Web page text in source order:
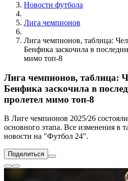
Новости футбола
Лига чемпионов
Лига чемпионов, таблица:
Бенфика заскочила в
мимо топ-8
Лига чемпионов, таблица:
Бенфика заскочила в
пролетел мимо топ-8
В Лиге чемпионов 2025/26
основного этапа. Все изменения в
новости на "Футбол 24".
Поделиться